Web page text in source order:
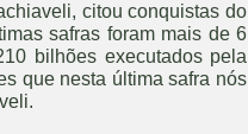
citou conquistas do
safras foram mais de 6
bilhões executados pela
que nesta última safra nós